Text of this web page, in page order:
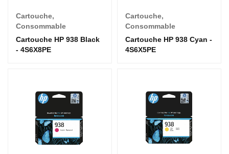
Cartouche,
Consommable
Cartouche HP 938 Black
- 4S6X8PE
Cartouche,
Consommable
Cartouche HP 938 Cyan -
4S6X5PE